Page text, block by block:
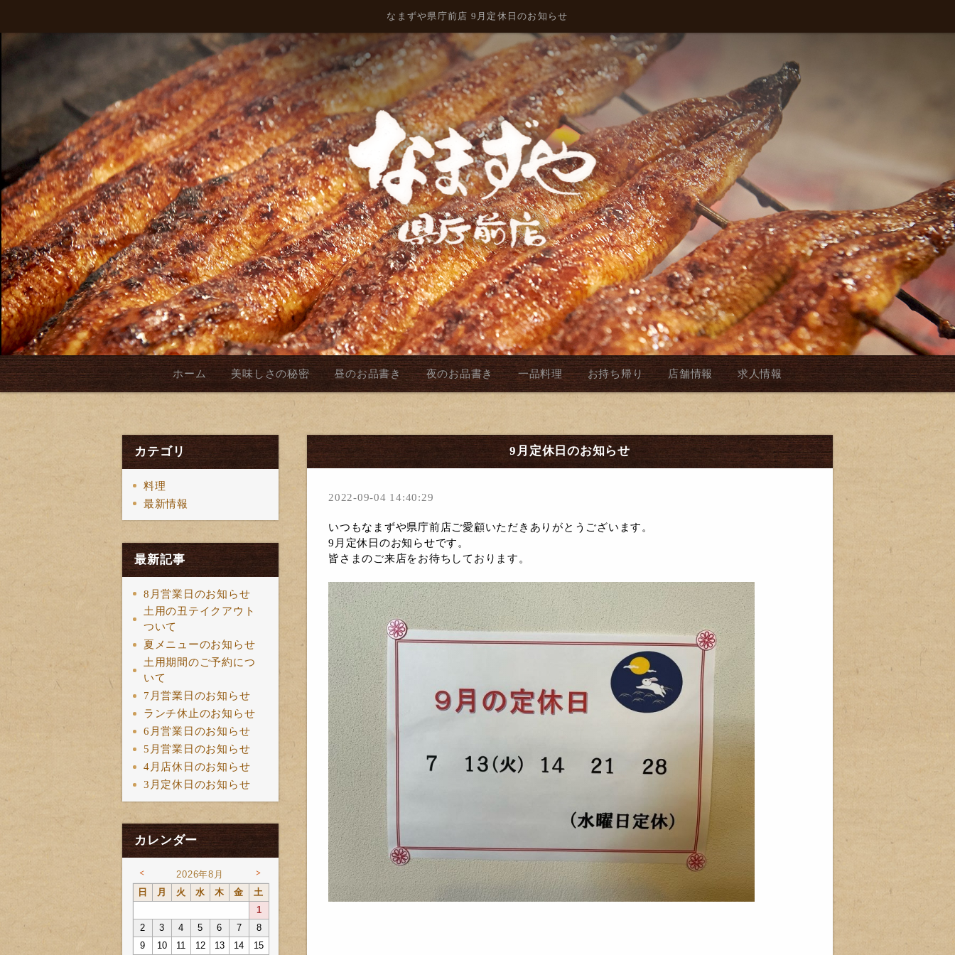
なまずや県庁前店 9月定休日のお知らせ
ホーム 美味しさの秘密 昼のお品書き 夜のお品書き 一品料理 お持ち帰り 店舗情報 求人情報
カテゴリ
料理
最新情報
最新記事
8月営業日のお知らせ
土用の丑テイクアウト
ついて
夏メニューのお知らせ
土用期間のご予約につ
いて
7月営業日のお知らせ
ランチ休止のお知らせ
6月営業日のお知らせ
5月営業日のお知らせ
4月店休日のお知らせ
3月定休日のお知らせ
カレンダー
< 2026年8月 >
日 月 火 水 木 金
土
1
2
3 4 5 6 7
8
9
10 11 12 13 14 15
9月定休日のお知らせ
2022-09-04 14:40:29
いつもなまずや県庁前店ご愛顧いただきありがとうございます。
9月定休日のお知らせです。
皆さまのご来店をお待ちしております。